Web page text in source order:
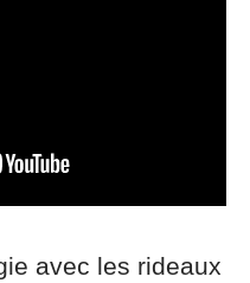
avec les rideaux